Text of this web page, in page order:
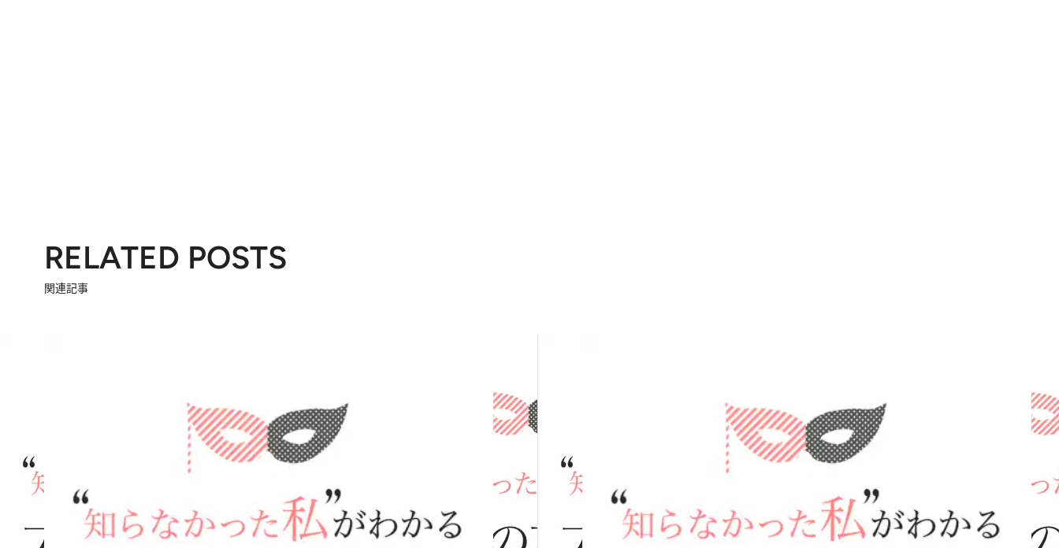
RELATED POSTS
関連記事